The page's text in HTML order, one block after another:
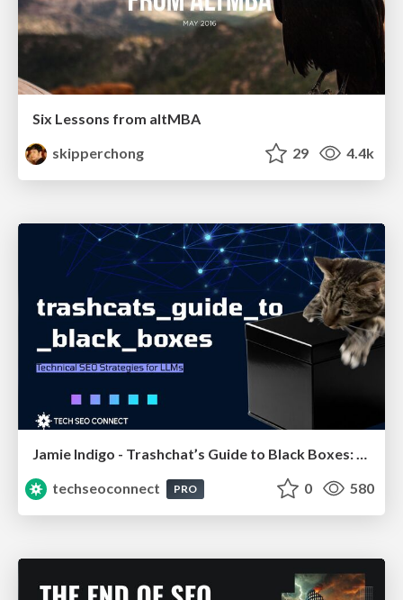
Six Lessons from altMBA
skipperchong
29 4.4k
Jamie Indigo - Trashchat’s Guide to Black Boxes: Technical SEO Tactics for LLMs
techseoconnect
PRO 0 580